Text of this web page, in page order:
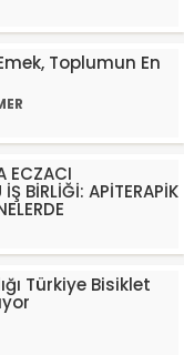
Toplumun En
ECZACI
BİRLİĞİ: APİTERAPİK
Türkiye Bisiklet